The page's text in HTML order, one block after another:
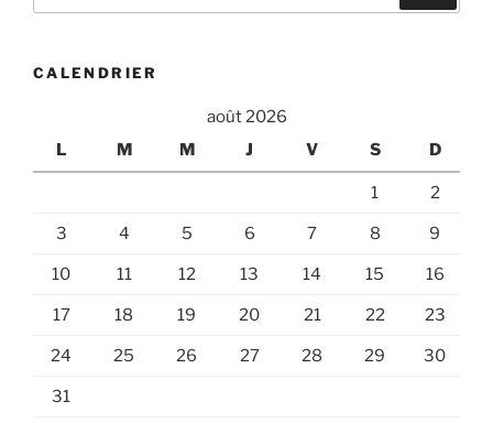
CALENDRIER
août 2026
L
M M J V S D
1 2
3 4 5 6 7 8 9
10 11 12 13 14 15 16
17 18 19 20 21 22 23
24 25 26 27 28 29 30
31